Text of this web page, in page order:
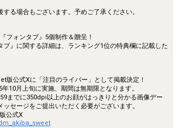
る場合もございます。予めご了承ください。
フォンタブ』5個制作＆贈呈！
ブ』に関する詳細は、ランキング1位の特典欄に記載した
公式Xに「注目のライバー」として掲載決定！
10月上旬に実施、期間は無期限となります。
までに350dpi以上のお顔がはっきりと分かる画像デー
ッセージをご提出いただく必要がございます。
公式X